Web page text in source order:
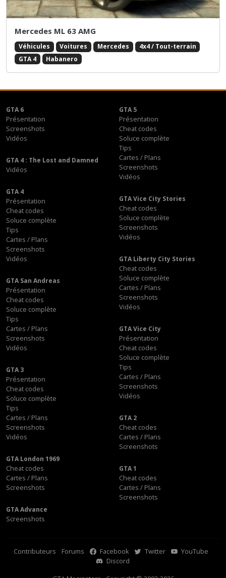
Mercedes ML 63 AMG
Véhicules Voitures Mercedes
4x4 / Tout-terrain
GTA 4
Habanero
GTA 6
Présentation
Screenshots
Vidéos
GTA 5
Présentation
Cheat codes
Soluce complète
Tips
Cartes / Plans
Screenshots
Vidéos
GTA 4 : The Lost and Damned
Vidéos
GTA 4
Présentation
Cheat codes
Soluce complète
Tips
Cartes / Plans
Screenshots
Vidéos
GTA Vice City Stories
Cheat codes
Soluce complète
Screenshots
Vidéos
GTA Liberty City Stories
Cheat codes
Soluce complète
Cartes / Plans
Screenshots
Vidéos
GTA San Andreas
Présentation
Cheat codes
Soluce complète
Tips
Cartes / Plans
Screenshots
Vidéos
GTA Vice City
Présentation
Cheat codes
Soluce complète
Tips
Cartes / Plans
Screenshots
Vidéos
GTA 3
Présentation
Cheat codes
Soluce complète
Tips
Cartes / Plans
Screenshots
Vidéos
GTA 2
Cheat codes
Cartes / Plans
Screenshots
GTA London 1969
Cheat codes
Cartes / Plans
Screenshots
GTA 1
Cheat codes
Cartes / Plans
Screenshots
GTA Advance
Screenshots
Contributeurs Forums Facebook Twitter
YouTube
Discord